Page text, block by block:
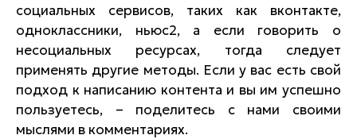
социальных сервисов, таких как вконтакте,
одноклассники, ньюс2, а если говорить о
несоциальных ресурсах, тогда следует
применять другие методы. Если у вас есть свой
подход к написанию контента и вы им успешно
пользуетесь, – поделитесь с нами своими
мыслями в комментариях.